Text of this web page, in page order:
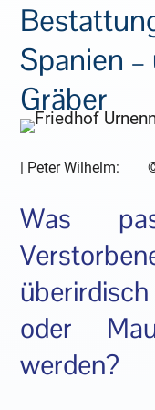
Spanien
Gräber
Peter Wilhelm:
Was
oder
werden?